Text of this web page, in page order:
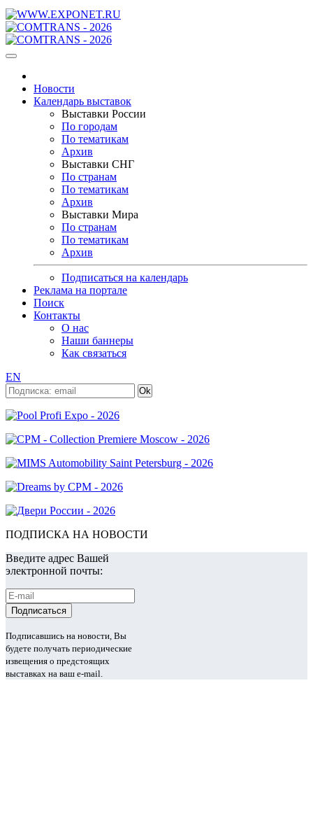
Новости
Календарь выставок
Выставки России
По городам
По тематикам
Архив
Выставки СНГ
По странам
По тематикам
Архив
Выставки Мира
По странам
По тематикам
Архив
Подписаться на календарь
Реклама на портале
Поиск
Контакты
О нас
Наши баннеры
Как связаться
EN
ПОДПИСКА НА НОВОСТИ
Введите адрес Вашей
электронной почты:
Подписавшись на новости, Вы
будете получать периодические
извещения о предстоящих
выставках на ваш e-mail.